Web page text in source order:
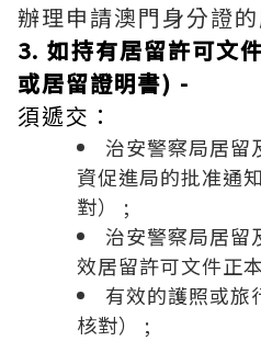
辦理申請澳門身分證
3. 如持有居留許可文
或居留證明書) -
須遞交：
治安警察局居留
資促進局的批准通
對） ;
治安警察局居留
效居留許可文件正
有效的護照或旅
核對） ;